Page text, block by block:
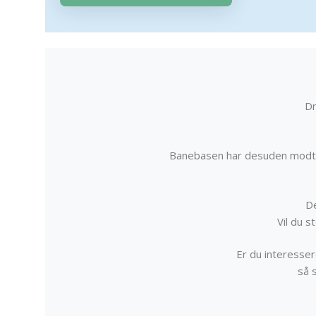
Banebasen har desuden
Vil du
Er du
så